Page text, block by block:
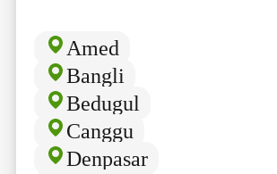
Amed
Bangli
Bedugul
Canggu
Denpasar